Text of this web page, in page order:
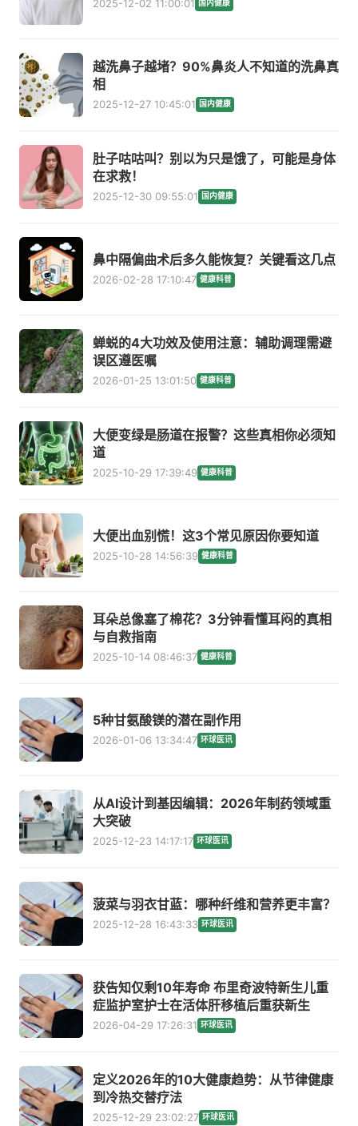
2025-12-02 11:00:01 国内健康
越洗鼻子越堵？90%鼻炎人不知道的洗鼻真
相
2025-12-27 10:45:01 国内健康
肚子咕咕叫？别以为只是饿了，可能是身体
在求救！
2025-12-30 09:55:01 国内健康
鼻中隔偏曲术后多久能恢复？关键看这几点
2026-02-28 17:10:47 健康科普
蝉蜕的4大功效及使用注意：辅助调理需避
误区遵医嘱
2026-01-25 13:01:50 健康科普
大便变绿是肠道在报警？这些真相你必须知
道
2025-10-29 17:39:49 健康科普
大便出血别慌！这3个常见原因你要知道
2025-10-28 14:56:39 健康科普
耳朵总像塞了棉花？3分钟看懂耳闷的真相
与自救指南
2025-10-14 08:46:37 健康科普
5种甘氨酸镁的潜在副作用
2026-01-06 13:34:47 环球医讯
从AI设计到基因编辑：2026年制药领域重
大突破
2025-12-23 14:17:17 环球医讯
菠菜与羽衣甘蓝：哪种纤维和营养更丰富？
2025-12-28 16:43:33 环球医讯
获告知仅剩10年寿命 布里奇波特新生儿重
症监护室护士在活体肝移植后重获新生
2026-04-29 17:26:31 环球医讯
定义2026年的10大健康趋势：从节律健康
到冷热交替疗法
2025-12-29 23:02:27 环球医讯